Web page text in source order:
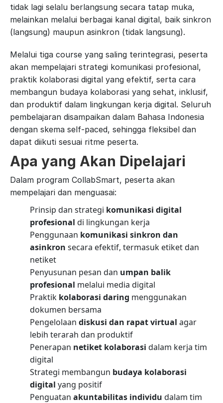
tidak lagi selalu berlangsung secara tatap muka,
melainkan melalui berbagai kanal digital, baik sinkron
(langsung) maupun asinkron (tidak langsung).
Melalui tiga course yang saling terintegrasi, peserta
akan mempelajari strategi komunikasi profesional,
praktik kolaborasi digital yang efektif, serta cara
membangun budaya kolaborasi yang sehat, inklusif,
dan produktif dalam lingkungan kerja digital. Seluruh
pembelajaran disampaikan dalam Bahasa Indonesia
dengan skema self-paced, sehingga fleksibel dan
dapat diikuti sesuai ritme peserta.
Apa yang Akan Dipelajari
Dalam program CollabSmart, peserta akan
mempelajari dan menguasai:
Prinsip dan strategi komunikasi digital
profesional di lingkungan kerja
Penggunaan komunikasi sinkron dan
asinkron secara efektif, termasuk etiket dan
netiket
Penyusunan pesan dan umpan balik
profesional melalui media digital
Praktik kolaborasi daring menggunakan
dokumen bersama
Pengelolaan diskusi dan rapat virtual agar
lebih terarah dan produktif
Penerapan netiket kolaborasi dalam kerja tim
digital
Strategi membangun budaya kolaborasi
digital yang positif
Penguatan akuntabilitas individu dalam tim